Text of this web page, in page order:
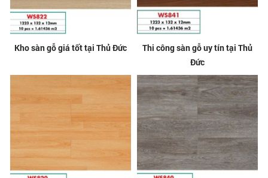
Kho sàn gỗ giá tốt tại Thủ Đức
Thi công sàn gỗ uy tín tại Thủ
Đức